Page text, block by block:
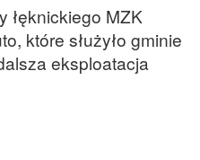
łęknickiego MZK
które służyło gminie
eksploatacja